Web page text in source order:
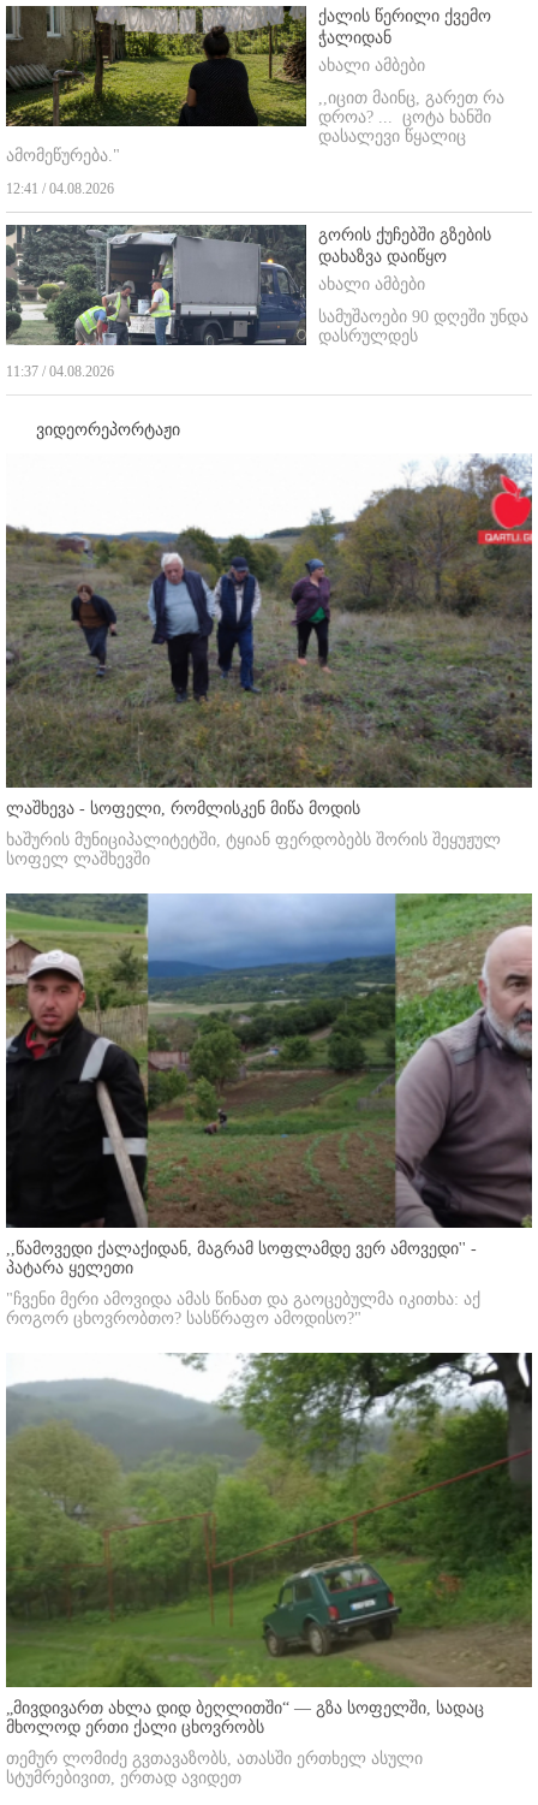
ქალის წერილი ქვემო
ჭალიდან
ახალი ამბები
,,იცით მაინც, გარეთ რა
დროა? ... ცოტა ხანში
დასალევი წყალიც
ამომეწურება."
12:41 / 04.08.2026
გორის ქუჩებში გზების
დახაზვა დაიწყო
ახალი ამბები
სამუშაოები 90 დღეში უნდა
დასრულდეს
11:37 / 04.08.2026
ვიდეორეპორტაჟი
ლაშხევა - სოფელი, რომლისკენ მიწა მოდის
ხაშურის მუნიციპალიტეტში, ტყიან ფერდობებს შორის შეყუჟულ
სოფელ ლაშხევში
,,წამოვედი ქალაქიდან, მაგრამ სოფლამდე ვერ ამოვედი'' -
პატარა ყელეთი
"ჩვენი მერი ამოვიდა ამას წინათ და გაოცებულმა იკითხა: აქ
როგორ ცხოვრობთო? სასწრაფო ამოდისო?"
„მივდივართ ახლა დიდ ბეღლითში“ — გზა სოფელში, სადაც
მხოლოდ ერთი ქალი ცხოვრობს
თემურ ლომიძე გვთავაზობს, ათასში ერთხელ ასული
სტუმრებივით, ერთად ავიდეთ